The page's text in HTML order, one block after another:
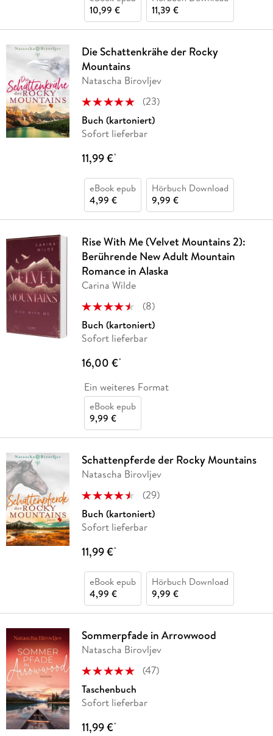
10,99 €
11,39 €
Die Schattenkrähe der Rocky
Mountains
Natascha Birovljev
(23)
Buch (kartoniert)
Sofort lieferbar
11,99 €*
eBook epub
4,99 €
Hörbuch Download
9,99 €
Rise With Me (Velvet Mountains 2):
Berührende New Adult Mountain
Romance in Alaska
Carina Wilde
(8)
Buch (kartoniert)
Sofort lieferbar
16,00 €*
Ein weiteres Format
eBook epub
9,99 €
Schattenpferde der Rocky Mountains
Natascha Birovljev
(29)
Buch (kartoniert)
Sofort lieferbar
11,99 €*
eBook epub
4,99 €
Hörbuch Download
9,99 €
Sommerpfade in Arrowwood
Natascha Birovljev
(47)
Taschenbuch
Sofort lieferbar
11,99 €*